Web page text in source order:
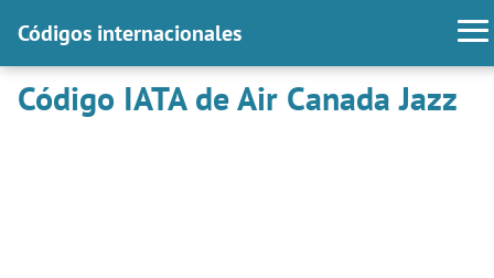
Códigos internacionales
Código IATA de Air Canada Jazz